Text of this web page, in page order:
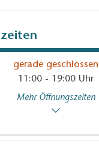
gerade geschlossen
11:00 - 19:00 Uhr
Mehr Öffnungszeiten